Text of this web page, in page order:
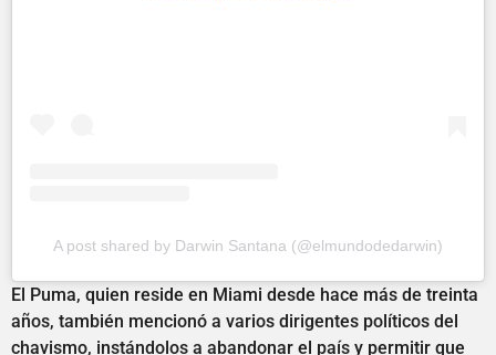
A post shared by Darwin Santana (@elmundodedarwin)
El Puma, quien reside en Miami desde hace más de treinta
años, también mencionó a varios dirigentes políticos del
chavismo, instándolos a abandonar el país y permitir que